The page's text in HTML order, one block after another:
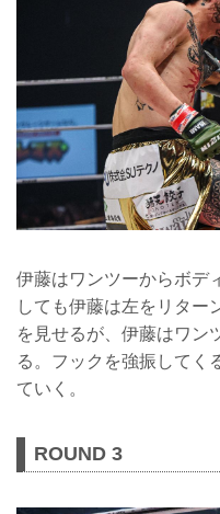
伊藤はワンツーからボデ
しても伊藤は左をリター
を見せるが、伊藤はワン
る。フックを強振してく
ていく。
ROUND 3